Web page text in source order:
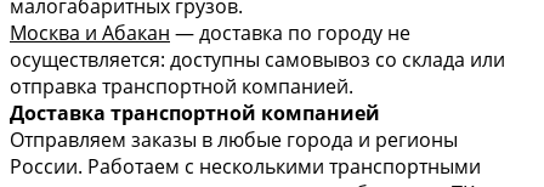
малогабаритных грузов.
Москва и Абакан — доставка по городу не
осуществляется: доступны самовывоз со склада или
отправка транспортной компанией.
Доставка транспортной компанией
Отправляем заказы в любые города и регионы
России. Работаем с несколькими транспортными